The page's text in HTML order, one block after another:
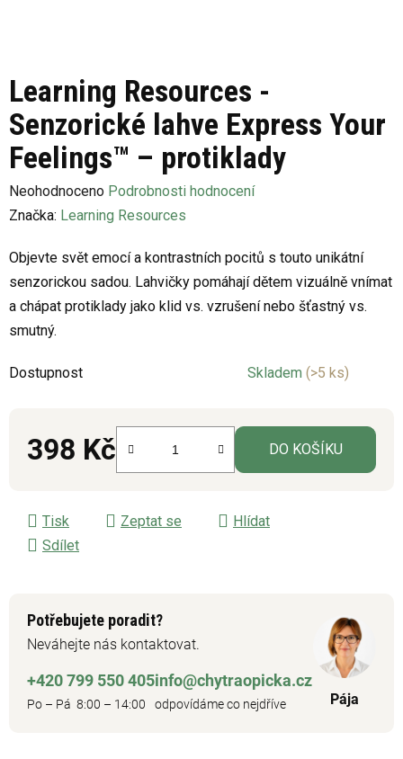
Learning Resources -
Senzorické lahve Express Your
Feelings™ – protiklady
Průměrné
hodnocení
je
0,0
z
5
Neohodnoceno Podrobnosti hodnocení
Značka: Learning Resources
Objevte svět emocí a kontrastních pocitů s touto unikátní
senzorickou sadou. Lahvičky pomáhají dětem vizuálně vnímat
a chápat protiklady jako klid vs. vzrušení nebo šťastný vs.
smutný.
Dostupnost Skladem (>5 ks)
398 Kč DO KOŠÍKU
Tisk Zeptat se
Hlídat
Sdílet
Potřebujete poradit?
Neváhejte nás kontaktovat.
+420 799 550 405
Po – Pá 8:00 – 14:00
info@chytraopicka.cz
odpovídáme co nejdříve Pája